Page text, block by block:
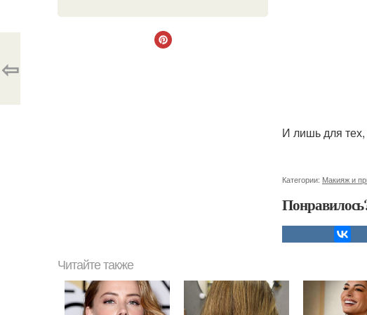
И лишь для
Категории: Макияж и
⇦
Читайте также